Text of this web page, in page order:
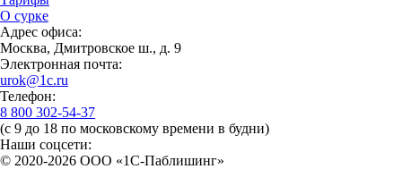
О сурке
Адрес офиса:
Москва, Дмитровское ш., д. 9
Электронная почта:
urok@1c.ru
Телефон:
8 800 302-54-37
(с 9 до 18 по московскому времени в будни)
Наши соцсети:
© 2020-2026 OOO «1С-Паблишинг»